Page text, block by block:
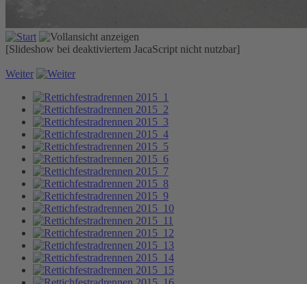
[Slideshow bei deaktiviertem JacaScript nicht nutzbar]
Weiter